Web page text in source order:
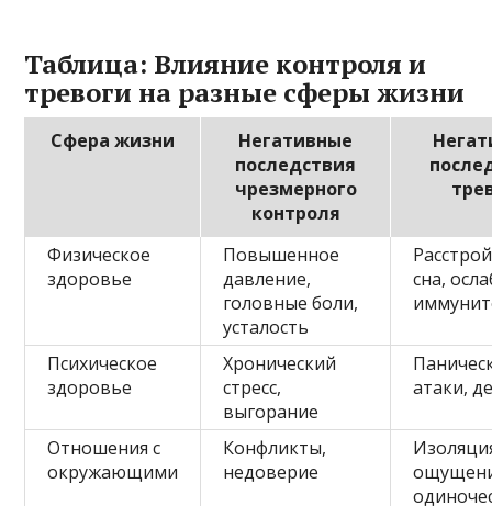
Таблица: Влияние контроля и
тревоги на разные сферы жизни
Сфера жизни
Негативные
последствия
чрезмерного
контроля
Физическое
здоровье
Повышенное
давление,
головные боли,
усталость
сна,
Психическое
здоровье
Хронический
стресс,
выгорание
атаки,
Отношения с
окружающими
Конфликты,
недоверие